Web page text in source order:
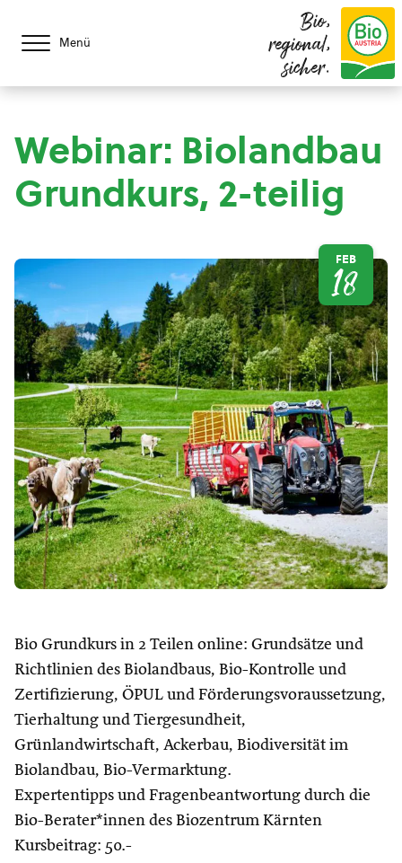
Menü
Bio,
regional,
sicher.
Webinar: Biolandbau
Grundkurs, 2-teilig
FEB
18
Bio Grundkurs in 2 Teilen online: Grundsätze und
Richtlinien des Biolandbaus, Bio-Kontrolle und
Zertifizierung, ÖPUL und Förderungsvoraussetzung,
Tierhaltung und Tiergesundheit,
Grünlandwirtschaft, Ackerbau, Biodiversität im
Biolandbau, Bio-Vermarktung.
Expertentipps und Fragenbeantwortung durch die
Bio-Berater*innen des Biozentrum Kärnten
Kursbeitrag: 50.-